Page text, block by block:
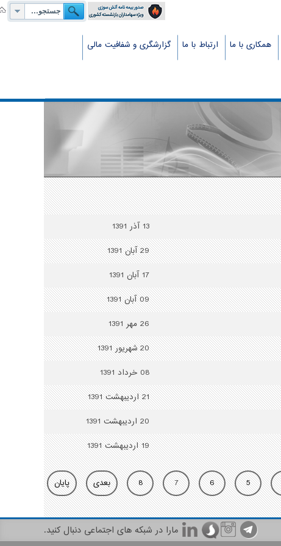
همکاری با ما ارتباط با ما گزارشگری و شفافیت مالی
13 آذر 1391
29 آبان 1391
17 آبان 1391
09 آبان 1391
26 مهر 1391
20 شهریور 1391
08 خرداد 1391
21 ارديبهشت 1391
20 ارديبهشت 1391
19 ارديبهشت 1391
5
6
7
8 بعدی پایان
مارا در شبکه های اجتماعی دنبال کنید.